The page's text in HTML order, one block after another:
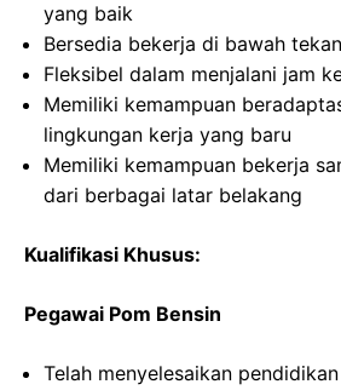
yang baik
Bersedia bekerja di bawah
Fleksibel dalam menjalani jam
Memiliki kemampuan
lingkungan kerja yang baru
Memiliki kemampuan bekerja
dari berbagai latar belakang
Kualifikasi Khusus:
Pegawai Pom Bensin
Telah menyelesaikan